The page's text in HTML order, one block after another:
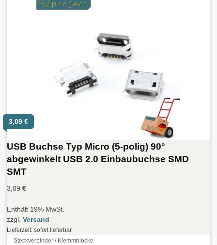
3,09 €
USB Buchse Typ Micro (5-polig) 90°
abgewinkelt USB 2.0 Einbaubuchse SMD
SMT
3,09 €
Enthält 19% MwSt.
zzgl. Versand
Lieferzeit: sofort lieferbar
Steckverbinder / Klemmblöcke